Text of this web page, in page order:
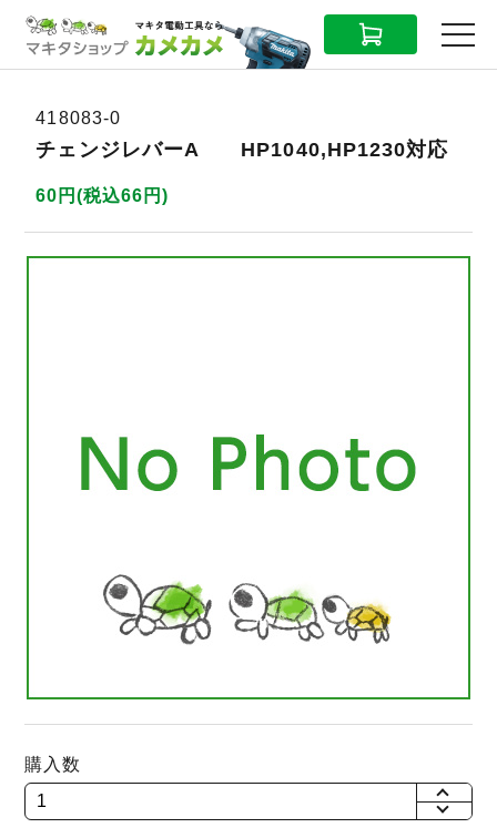
CART MENU
418083-0
チェンジレバーA HP1040,HP1230対応
60円(税込66円)
購入数
+